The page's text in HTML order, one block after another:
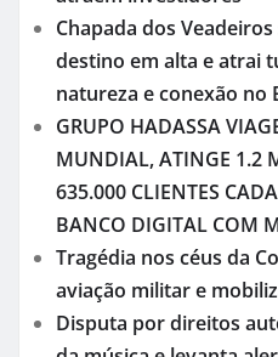
Chapada dos
destino em alta e atrai
natureza e conexão no
GRUPO HADASSA
MUNDIAL, ATINGE 1.2
635.000 CLIENTES
BANCO DIGITAL COM
Tragédia nos céus da
aviação militar e
Disputa por direitos